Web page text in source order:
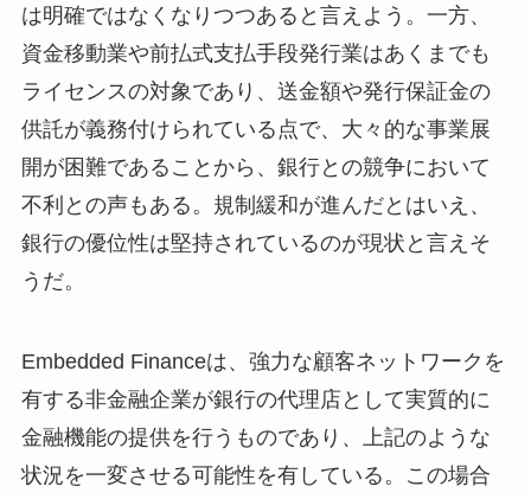
は明確ではなくなりつつあると言えよう。一方、
資金移動業や前払式支払手段発行業はあくまでも
ライセンスの対象であり、送金額や発行保証金の
供託が義務付けられている点で、大々的な事業展
開が困難であることから、銀行との競争において
不利との声もある。規制緩和が進んだとはいえ、
銀行の優位性は堅持されているのが現状と言えそ
うだ。
Embedded Financeは、強力な顧客ネットワークを
有する非金融企業が銀行の代理店として実質的に
金融機能の提供を行うものであり、上記のような
状況を一変させる可能性を有している。この場合